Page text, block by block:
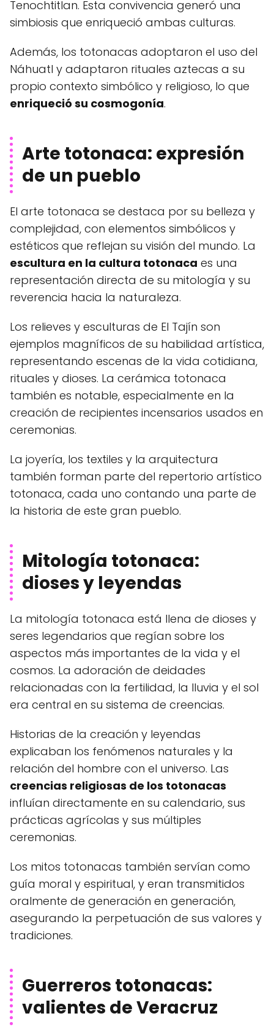
Tenochtitlan. Esta convivencia generó una
simbiosis que enriqueció ambas culturas.
Además, los totonacas adoptaron el uso del
Náhuatl y adaptaron rituales aztecas a su
propio contexto simbólico y religioso, lo que
enriqueció su cosmogonía.
Arte totonaca: expresión
de un pueblo
El arte totonaca se destaca por su belleza y
complejidad, con elementos simbólicos y
estéticos que reflejan su visión del mundo. La
escultura en la cultura totonaca es una
representación directa de su mitología y su
reverencia hacia la naturaleza.
Los relieves y esculturas de El Tajín son
ejemplos magníficos de su habilidad artística,
representando escenas de la vida cotidiana,
rituales y dioses. La cerámica totonaca
también es notable, especialmente en la
creación de recipientes incensarios usados en
ceremonias.
La joyería, los textiles y la arquitectura
también forman parte del repertorio artístico
totonaca, cada uno contando una parte de
la historia de este gran pueblo.
Mitología totonaca:
dioses y leyendas
La mitología totonaca está llena de dioses y
seres legendarios que regían sobre los
aspectos más importantes de la vida y el
cosmos. La adoración de deidades
relacionadas con la fertilidad, la lluvia y el sol
era central en su sistema de creencias.
Historias de la creación y leyendas
explicaban los fenómenos naturales y la
relación del hombre con el universo. Las
creencias religiosas de los totonacas
influían directamente en su calendario, sus
prácticas agrícolas y sus múltiples
ceremonias.
Los mitos totonacas también servían como
guía moral y espiritual, y eran transmitidos
oralmente de generación en generación,
asegurando la perpetuación de sus valores y
tradiciones.
Guerreros totonacas:
valientes de Veracruz